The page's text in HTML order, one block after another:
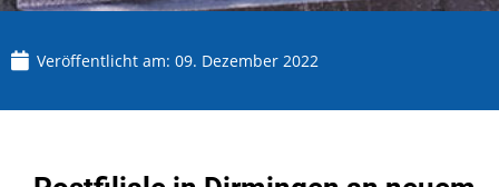
Veröffentlicht am: 09. Dezember 2022